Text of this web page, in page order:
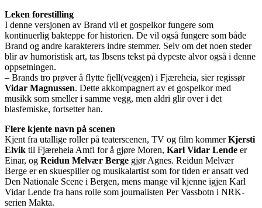
Leken forestilling
I denne versjonen av Brand vil et gospelkor fungere som
kontinuerlig bakteppe for historien. De vil også fungere som både
Brand og andre karakterers indre stemmer. Selv om det noen steder
blir av humoristisk art, tas Ibsens tekst på dypeste alvor også i denne
oppsetningen.
– Brands tro prøver å flytte fjell(veggen) i Fjæreheia, sier regissør
Vidar Magnussen. Dette akkompagnert av et gospelkor med
musikk som smeller i samme vegg, men aldri glir over i det
blasfemiske, fortsetter han.
Flere kjente navn på scenen
Kjent fra utallige roller på teaterscenen, TV og film kommerKjersti
Elvik til Fjæreheia Amfi for å gjøre Moren, Karl Vidar Lende er
Einar, og Reidun Melvær Berge gjør Agnes. Reidun Melvær
Berge er en skuespiller og musikalartist som for tiden er ansatt ved
Den Nationale Scene i Bergen, mens mange vil kjenne igjen Karl
Vidar Lende fra hans rolle som journalisten Per Vassbotn i NRK-
serien Makta.